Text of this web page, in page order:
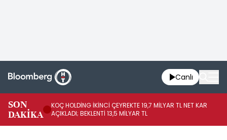
Canlı
SON
DAKİKA
KOÇ HOLDİNG İKİNCİ ÇEYREKTE 19,7 MİLYAR TL NET KAR
AÇIKLADI; BEKLENTİ 13,5 MİLYAR TL